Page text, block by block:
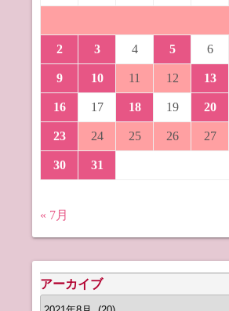
2 3 4 5 6
9 10 11 12 13
16 17 18 19 20
23 24 25 26 27
30 31
« 7月
アーカイブ
ア